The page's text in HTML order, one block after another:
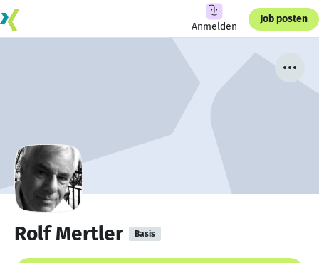
Anmelden
Job posten
Rolf Mertler Basis